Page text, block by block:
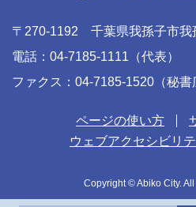
〒270-1192 千葉県我孫子市我
電話：04-7185-1111（代表）
ファクス：04-7185-1520（秘書
ページの使い方
ウェブアクセシビリ
Copyright © Abiko City.